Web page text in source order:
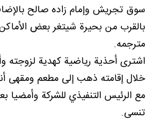
سوق تجريش وإمام زاده صالح
بالقرب من بحيرة شيتغر بعض
مترجمه.
اشترى أحذية رياضية كهدية لزوجته
خلال إقامته ذهب إلى مطعم ومقهى
مع الرئيس التنفيذي للشركة وأمضيا
تنسى.